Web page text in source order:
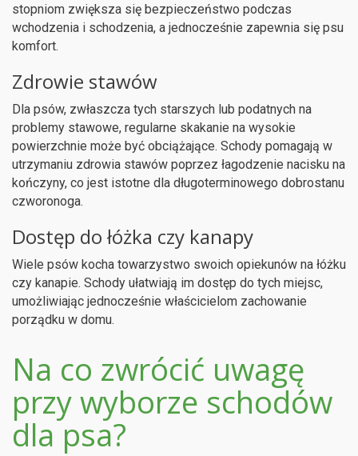
stopniom zwiększa się bezpieczeństwo podczas
wchodzenia i schodzenia, a jednocześnie zapewnia się psu
komfort.
Zdrowie stawów
Dla psów, zwłaszcza tych starszych lub podatnych na
problemy stawowe, regularne skakanie na wysokie
powierzchnie może być obciążające. Schody pomagają w
utrzymaniu zdrowia stawów poprzez łagodzenie nacisku na
kończyny, co jest istotne dla długoterminowego dobrostanu
czworonoga.
Dostęp do łóżka czy kanapy
Wiele psów kocha towarzystwo swoich opiekunów na łóżku
czy kanapie. Schody ułatwiają im dostęp do tych miejsc,
umożliwiając jednocześnie właścicielom zachowanie
porządku w domu.
Na co zwrócić uwagę
przy wyborze schodów
dla psa?